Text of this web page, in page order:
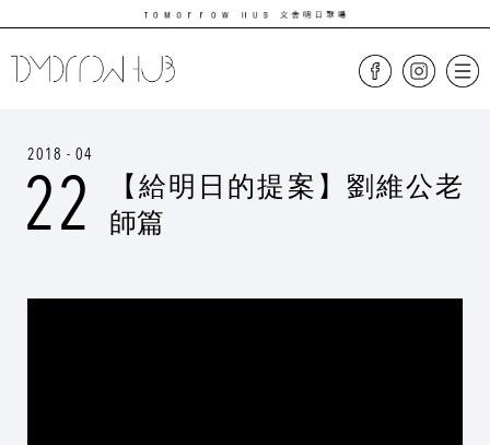
2018 - 04
22
【給明日的提案】劉維公老
師篇